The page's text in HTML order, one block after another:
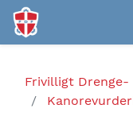
Frivilligt Drenge-